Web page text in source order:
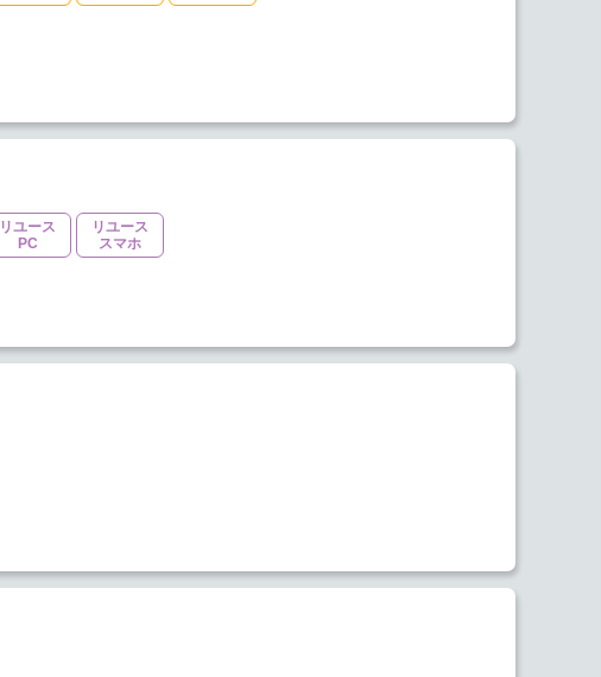
リユース
PC
リユース
スマホ